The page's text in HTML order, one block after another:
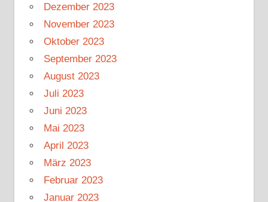
Dezember 2023
November 2023
Oktober 2023
September 2023
August 2023
Juli 2023
Juni 2023
Mai 2023
April 2023
März 2023
Februar 2023
Januar 2023